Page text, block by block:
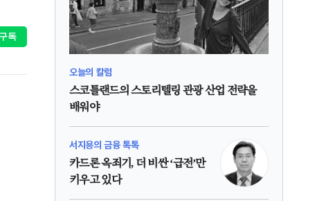
독
오늘의 칼럼
스코틀랜드의 스토리텔링 관광 산업 전략을
배워야
서지용의 금융 톡톡
카드론 옥죄기, 더 비싼 ‘급전’만
키우고 있다